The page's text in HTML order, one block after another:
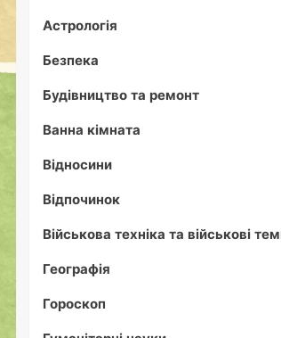
Астрологія
Безпека
Будівництво та ремонт
Ванна кімната
Відносини
Відпочинок
Військова техніка та військові
Географія
Гороскоп